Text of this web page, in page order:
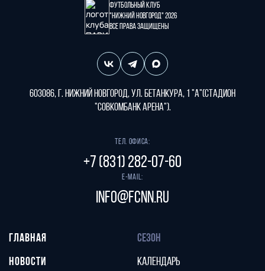
Футбольный клуб
"Нижний Новгород" 2026
Все права защищены
603086, г. Нижний Новгород, ул. Бетанкура, 1 "А"(стадион
"СОВКОМБАНК АРЕНА").
Тел. офиса:
+7 (831) 282-07-60
E-mail:
info@fcnn.ru
ГЛАВНАЯ
НОВОСТИ
СЕЗОН
КАЛЕНДАРЬ